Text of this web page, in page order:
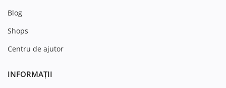
Blog
Shops
Centru de ajutor
INFORMAȚII